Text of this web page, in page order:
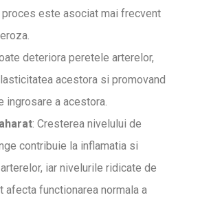
este asociat mai frecvent
deteriora peretele arterelor,
acestora si promovand
ingrosare a acestora.
: Cresterea nivelului de
contribuie la inflamatia si
iar nivelurile ridicate de
afecta functionarea normala a